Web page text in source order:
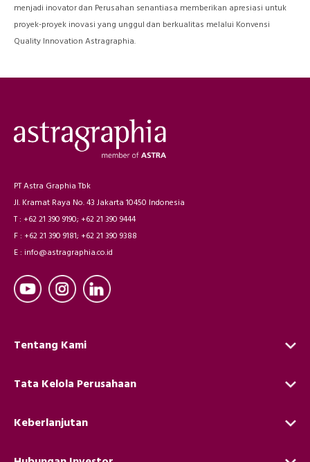
menjadi inovator dan Perusahan senantiasa memberikan apresiasi untuk
proyek-proyek inovasi yang unggul dan berkualitas melalui Konvensi
Quality Innovation Astragraphia.
PT Astra Graphia Tbk
Jl. Kramat Raya No. 43 Jakarta 10450 Indonesia
T : +62 21 390 9190; +62 21 390 9444
F : +62 21 390 9181; +62 21 390 9388
E : info@astragraphia.co.id
Tentang Kami
Tata Kelola Perusahaan
Keberlanjutan